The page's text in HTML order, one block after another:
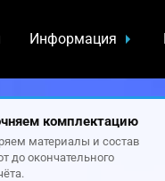
Информация
комплектацию
материалы и состав
до окончательного